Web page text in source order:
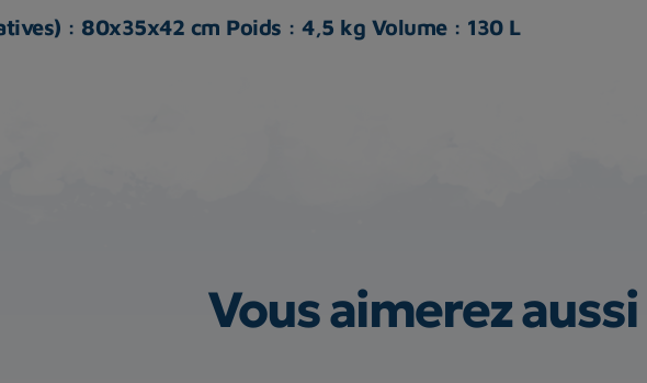
: 80x35x42 cm Poids : 4,5 kg Volume : 130 L
Vous aimerez aussi